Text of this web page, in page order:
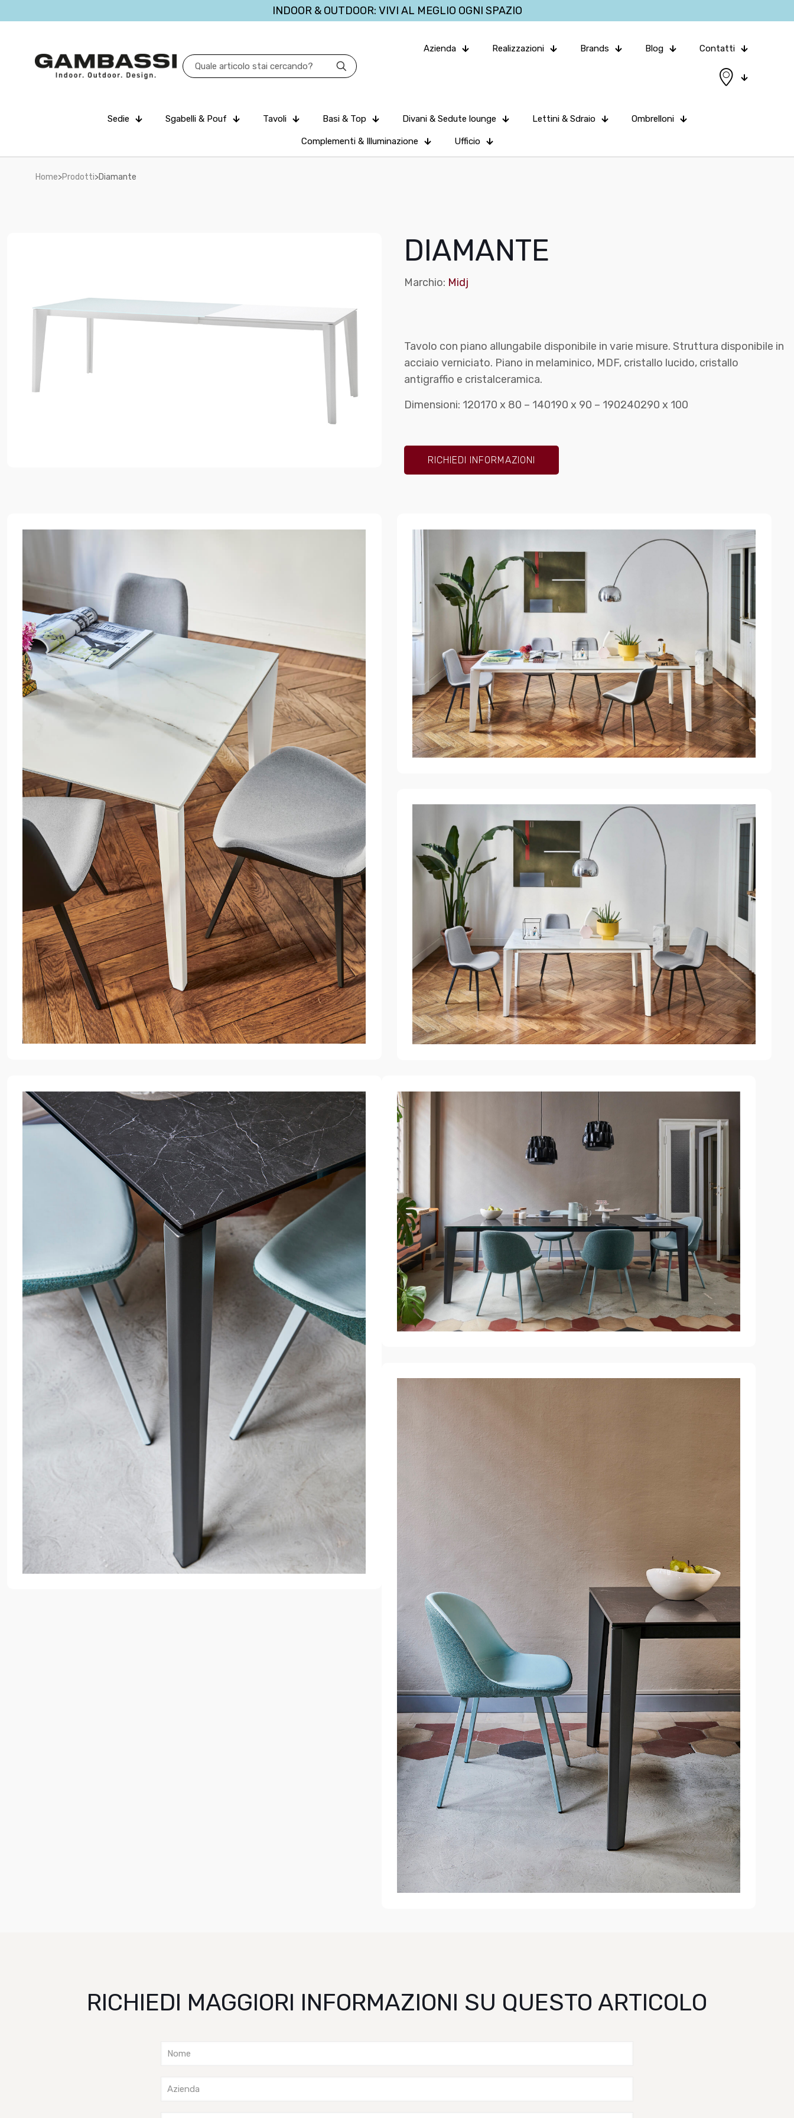
INDOOR & OUTDOOR: VIVI AL MEGLIO OGNI SPAZIO
Azienda Realizzazioni Brands Blog Contatti
Sedie Sgabelli & Pouf Tavoli Basi & Top Divani & Sedute lounge Lettini & Sdraio Ombrelloni
Complementi & Illuminazione Ufficio
Home>Prodotti>Diamante
DIAMANTE
Marchio: Midj
Tavolo con piano allungabile disponibile in varie misure. Struttura disponibile in
acciaio verniciato. Piano in melaminico, MDF, cristallo lucido, cristallo
antigraffio e cristalceramica.
Dimensioni: 120170 x 80 – 140190 x 90 – 190240290 x 100
RICHIEDI INFORMAZIONI
RICHIEDI MAGGIORI INFORMAZIONI SU QUESTO ARTICOLO